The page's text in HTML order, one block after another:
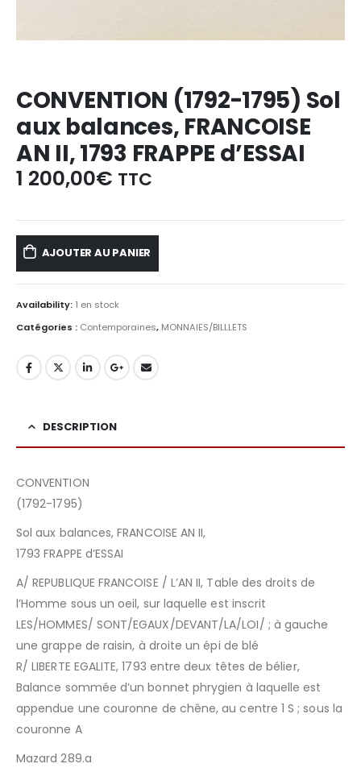
CONVENTION (1792-1795) Sol
aux balances, FRANCOISE
AN II, 1793 FRAPPE d’ESSAI
1 200,00€ TTC
AJOUTER AU PANIER
Availability: 1 en stock
Catégories : Contemporaines, MONNAIES/BILLLETS
DESCRIPTION
CONVENTION
(1792-1795)
Sol aux balances, FRANCOISE AN II,
1793 FRAPPE d’ESSAI
A/ REPUBLIQUE FRANCOISE / L’AN II, Table des droits de
l’Homme sous un oeil, sur laquelle est inscrit
LES/HOMMES/ SONT/EGAUX/DEVANT/LA/LOI/ ; à gauche
une grappe de raisin, à droite un épi de blé
R/ LIBERTE EGALITE, 1793 entre deux têtes de bélier,
Balance sommée d’un bonnet phrygien à laquelle est
appendue une couronne de chêne, au centre 1 S ; sous la
couronne A
Mazard 289.a